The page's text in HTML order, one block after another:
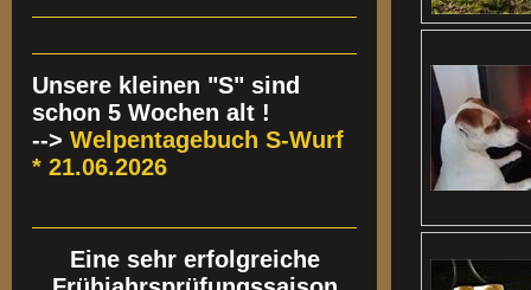
Unsere kleinen "S" sind
schon 5 Wochen alt !
--> Welpentagebuch S-Wurf
* 21.06.2026
Eine sehr erfolgreiche